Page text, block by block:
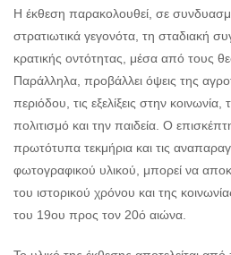
Η έκθεση παρακολουθεί, σε
στρατιωτικά γεγονότα, τη σταδιακή
κρατικής οντότητας, μέσα από τους
Παράλληλα, προβάλλει όψεις της
περιόδου, τις εξελίξεις στην
πολιτισμό και την παιδεία. Ο
πρωτότυπα τεκμήρια και τις
φωτογραφικού υλικού, μπορεί να
του ιστορικού χρόνου και της
του 19ου προς τον 20ό αιώνα.